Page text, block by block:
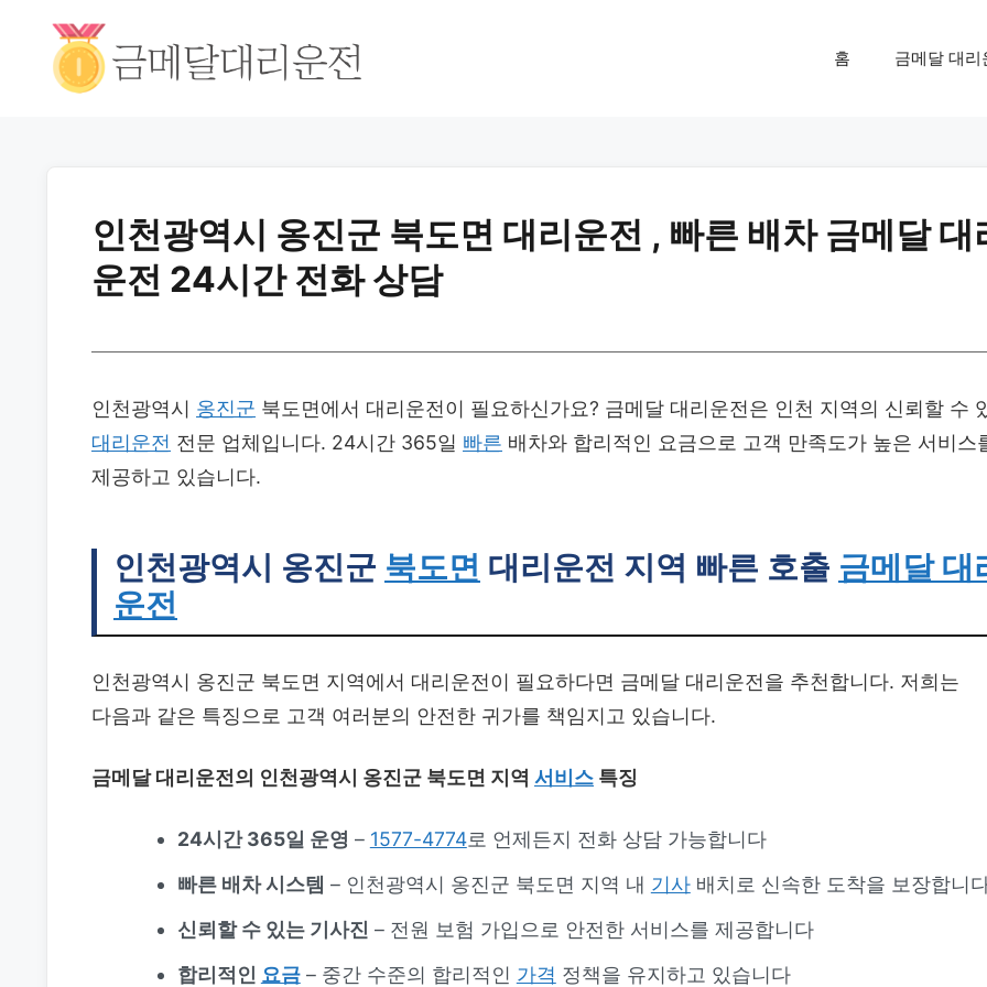
홈 금메달 대리
인천광역시 옹진군 북도면 대리운전 , 빠른 배차 금메달 대
운전 24시간 전화 상담
인천광역시 옹진군 북도면에서 대리운전이 필요하신가요? 금메달 대리운전은 인천 지역의 신뢰할 수
대리운전 전문 업체입니다. 24시간 365일 빠른 배차와 합리적인 요금으로 고객 만족도가 높은 서비스
제공하고 있습니다.
인천광역시 옹진군 북도면 대리운전 지역 빠른 호출 금메달 대
운전
인천광역시 옹진군 북도면 지역에서 대리운전이 필요하다면 금메달 대리운전을 추천합니다. 저희는
다음과 같은 특징으로 고객 여러분의 안전한 귀가를 책임지고 있습니다.
금메달 대리운전의 인천광역시 옹진군 북도면 지역 서비스 특징
24시간 365일 운영 – 1577-4774로 언제든지 전화 상담 가능합니다
빠른 배차 시스템 – 인천광역시 옹진군 북도면 지역 내 기사배치로 신속한 도착을 보장합니
신뢰할 수 있는 기사진 – 전원 보험 가입으로 안전한 서비스를 제공합니다
합리적인 요금– 중간 수준의 합리적인 가격 정책을 유지하고 있습니다